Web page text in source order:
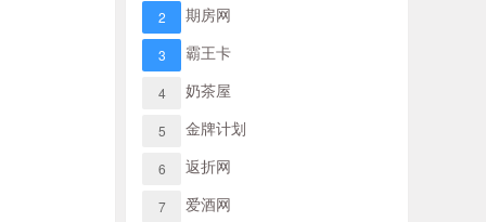
2 期房网
3 霸王卡
4 奶茶屋
5 金牌计划
6 返折网
7 爱酒网